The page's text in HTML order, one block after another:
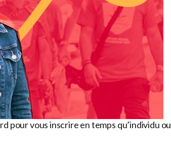
pour vous inscrire en temps qu’individu ou